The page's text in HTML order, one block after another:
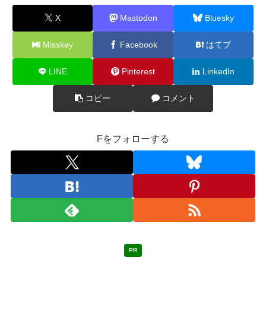
X Mastodon Bluesky
Misskey Facebook はてブ
LINE Pinterest LinkedIn
コピー コメント
Fをフォローする
PR